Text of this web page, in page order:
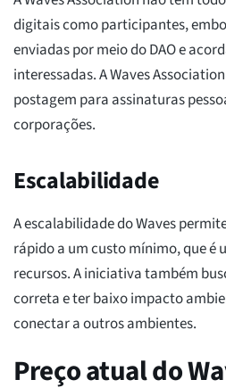
digitais como participantes,
enviadas por meio do DAO e
interessadas. A Waves
postagem para assinaturas
corporações.
Escalabilidade
A escalabilidade do Waves
rápido a um custo mínimo, que é
recursos. A iniciativa também
correta e ter baixo impacto
conectar a outros ambientes.
Preço atual do